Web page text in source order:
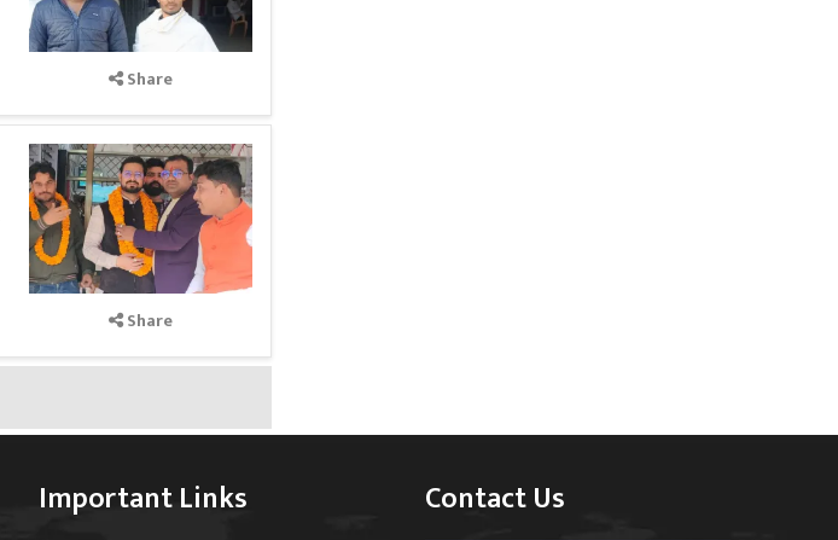
Share
Share
Important Links Contact Us